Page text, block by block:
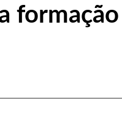
a